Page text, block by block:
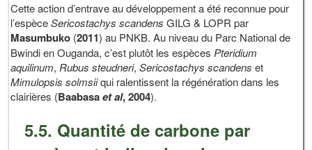
Cette action d’entrave au développement a été reconnue pour
l’espèceSericostachys scandens GILG & LOPR par
Masumbuko (2011) au PNKB. Au niveau du Parc National de
Bwindi en Ouganda, c’est plutôt les espècesPteridium
aquilinum,Rubus steudneri, Sericostachys scandens et
Mimulopsis solmsiiqui ralentissent la régénération dans les
clairières (Baabasaetal, 2004).
5.5. Quantité de carbone par